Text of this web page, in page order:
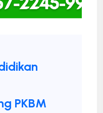
PKBM